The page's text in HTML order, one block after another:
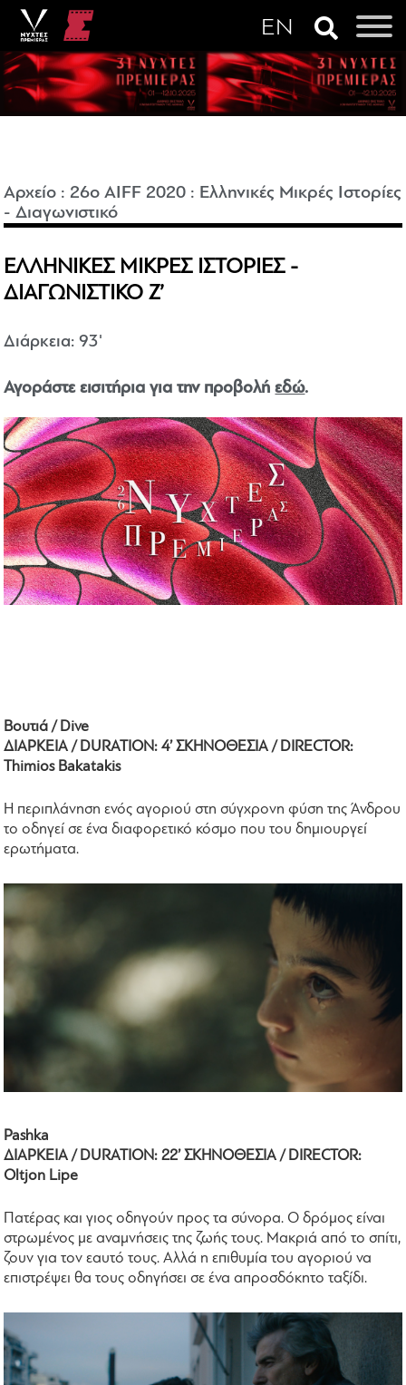
Αρχείο :26o AIFF 2020 : Ελληνικές Μικρές Ιστορίες
- Διαγωνιστικό
ΕΛΛΗΝΙΚΕΣ ΜΙΚΡΕΣ ΙΣΤΟΡΙΕΣ -
ΔΙΑΓΩΝΙΣΤΙΚΟ Ζ’
Διάρκεια: 93'
Αγοράστε εισιτήρια για την προβολήεδώ.
Βουτιά / Dive
ΔΙΑΡΚΕΙΑ / DURATION: 4’ ΣΚΗΝΟΘΕΣΙΑ / DIRECTOR:
Thimios Bakatakis
Η περιπλάνηση ενός αγοριού στη σύγχρονη φύση της Άνδρου
το οδηγεί σε ένα διαφορετικό κόσμο που του δημιουργεί
ερωτήματα.
Pashka
ΔΙΑΡΚΕΙΑ / DURATION: 22’ ΣΚΗΝΟΘΕΣΙΑ / DIRECTOR:
Oltjon Lipe
Πατέρας και γιος οδηγούν προς τα σύνορα. Ο δρόμος είναι
στρωμένος με αναμνήσεις της ζωής τους. Μακριά από το σπίτι,
ζουν για τον εαυτό τους. Αλλά η επιθυμία του αγοριού να
επιστρέψει θα τους οδηγήσει σε ένα απροσδόκητο ταξίδι.